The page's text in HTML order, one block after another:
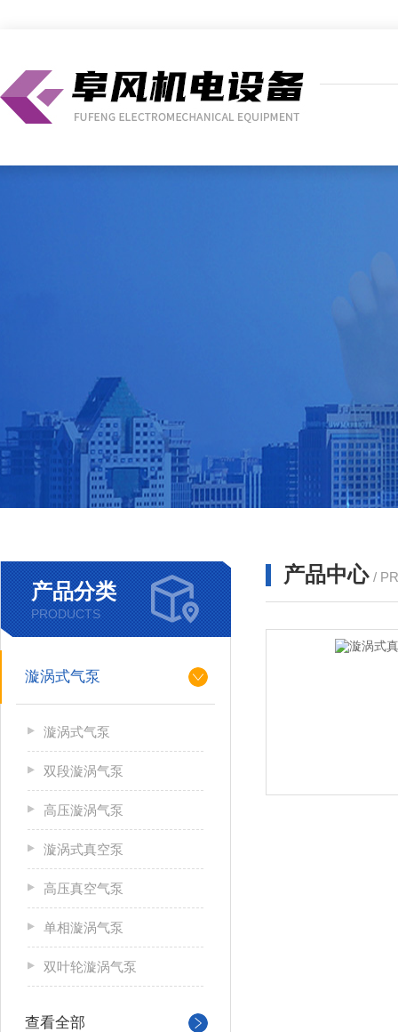
产品分类
PRODUCTS
漩涡式气泵
漩涡式气泵
双段漩涡气泵
高压漩涡气泵
漩涡式真空泵
高压真空气泵
单相漩涡气泵
双叶轮漩涡气泵
查看全部
产品中心 /